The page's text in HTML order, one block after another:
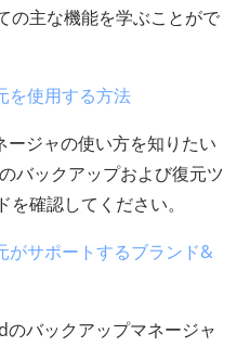
の主な機能を学ぶことがで
を使用する方法
ジャの使い方を知りたい
バックアップおよび復元ツ
確認してください。
サポートするブランド&
バックアップマネージャ